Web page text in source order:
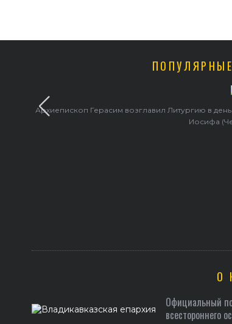
Архиепископ Герасим возглавил Литургию в
Иосифа
О
Официальный
всестороннего